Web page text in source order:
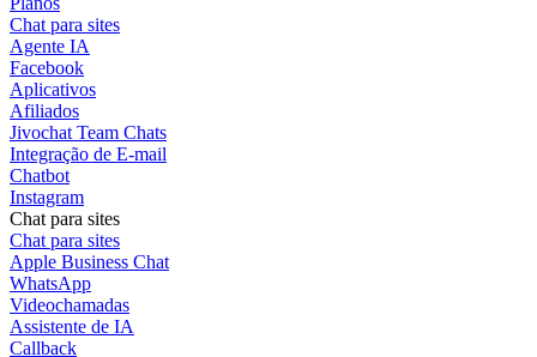
Chat para sites
Agente IA
Facebook
Aplicativos
Afiliados
Jivochat Team Chats
Integração de E-mail
Chatbot
Instagram
Chat para sites
Chat para sites
Apple Business Chat
WhatsApp
Videochamadas
Assistente de IA
Callback